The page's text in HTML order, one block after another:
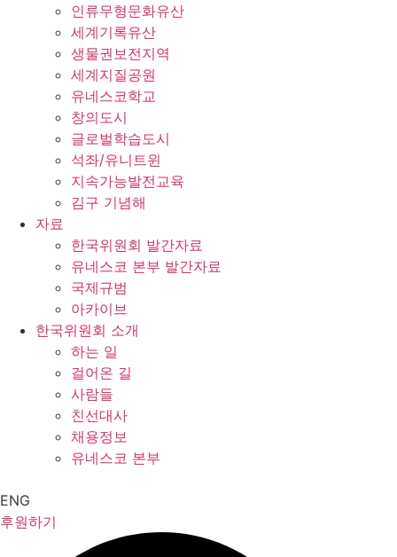
인류무형문화유산
세계기록유산
생물권보전지역
세계지질공원
유네스코학교
창의도시
글로벌학습도시
석좌/유니트윈
지속가능발전교육
김구 기념해
자료
한국위원회 발간자료
유네스코 본부 발간자료
국제규범
아카이브
한국위원회 소개
하는 일
걸어온 길
사람들
친선대사
채용정보
유네스코 본부
ENG
후원하기